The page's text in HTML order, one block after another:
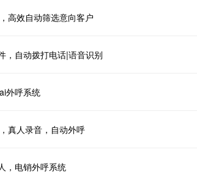
高效自动筛选意向客户
，自动拨打电话|语音识别
外呼系统
真人录音，自动外呼
，电销外呼系统